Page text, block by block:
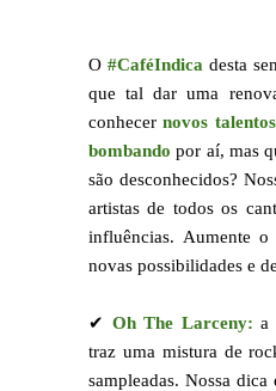
O #CaféIndica desta
que tal dar uma
conhecernovos talentos
bombando por aí, mas
são desconhecidos?
artistas de todos os
influências. Aumente
novas possibilidades e
✔ Oh The Larceny: a
traz uma mistura de
sampleadas. Nossa